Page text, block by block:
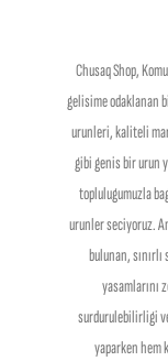
Chusaq Shop,
gelisime odaklanan
urunleri, kaliteli
gibi genis bir urun
toplulugumuzla
urunler seciyoruz.
bulunan,
yasamlarını
surdurulebilirligi
yaparken hem